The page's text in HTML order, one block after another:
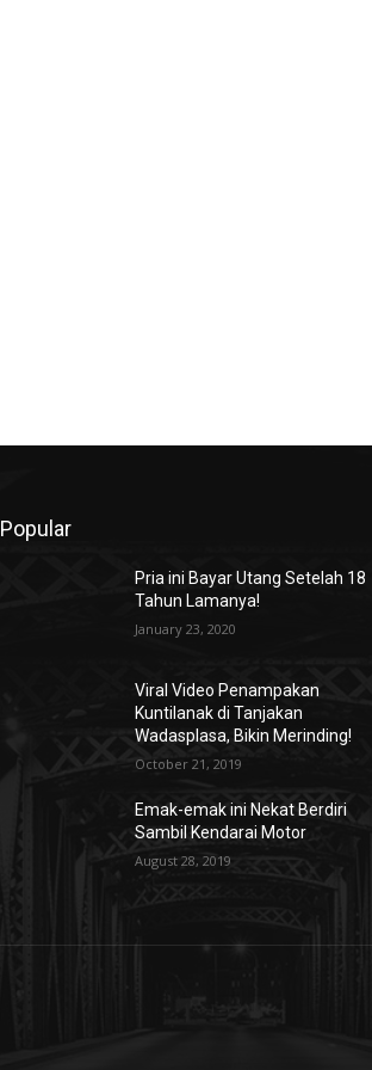
Popular
Pria ini Bayar Utang Setelah 18
Tahun Lamanya!
January 23, 2020
Viral Video Penampakan
Kuntilanak di Tanjakan
Wadasplasa, Bikin Merinding!
October 21, 2019
Emak-emak ini Nekat Berdiri
Sambil Kendarai Motor
August 28, 2019